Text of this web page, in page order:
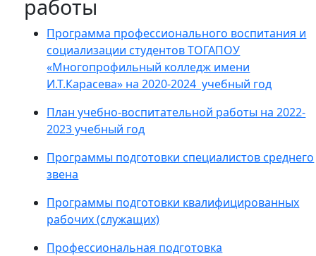
работы
Программа профессионального воспитания и
социализации студентов ТОГАПОУ
«Многопрофильный колледж имени
И.Т.Карасева» на 2020-2024 учебный год
План учебно-воспитательной работы на 2022-
2023 учебный год
Программы подготовки специалистов среднего
звена
Программы подготовки квалифицированных
рабочих (служащих)
Профессиональная подготовка